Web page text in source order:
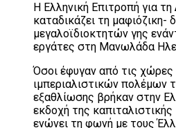
Η Ελληνική Επιτροπή για
καταδικάζει τη
μεγαλοϊδιοκτητών γης
εργάτες στη Μανωλάδα
Όσοι έφυγαν από τις
ιμπεριαλιστικών πολέμων
εξαθλίωσης βρήκαν στην
εκδοχή της
ενώνει τη φωνή με τους